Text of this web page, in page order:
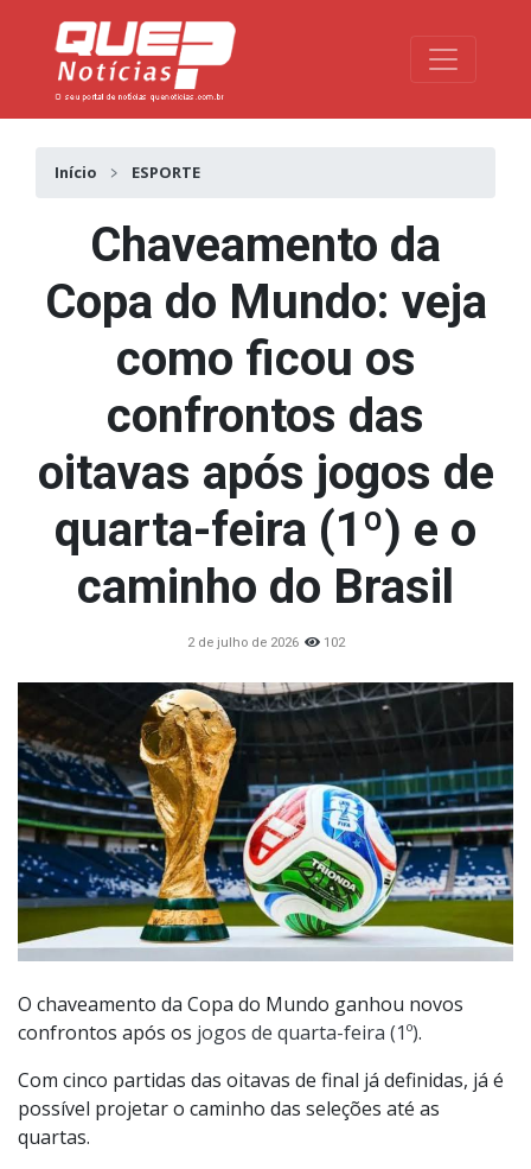
Toggle
Início ESPORTE
Chaveamento da
Copa do Mundo: veja
como ficou os
confrontos das
oitavas após jogos de
quarta-feira (1º) e o
caminho do Brasil
2 de julho de 2026 102
O chaveamento da Copa do Mundo ganhou novos
confrontos após os jogos de quarta-feira (1º).
Com cinco partidas das oitavas de final já definidas, já é
possível projetar o caminho das seleções até as
quartas.